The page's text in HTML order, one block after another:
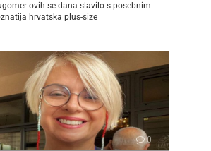
ovih se dana slavilo s posebnim
hrvatska plus-size
0